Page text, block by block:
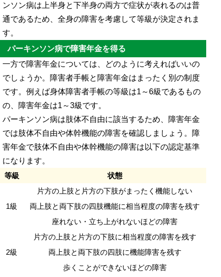
ンソン病は上半身と下半身の両方で症状が表れるのは普
通であるため、全身の障害を考慮して等級が決定されま
す。
パーキンソン病で障害年金を得る
一方で障害年金については、どのように考えればいいの
でしょうか。障害者手帳と障害年金はまったく別の制度
です。例えば身体障害者手帳の等級は1～6級であるもの
の、障害年金は1～3級です。
パーキンソン病は肢体不自由に該当するため、障害年金
では肢体不自由や体幹機能の障害を確認しましょう。障
害年金で肢体不自由や体幹機能の障害は以下の認定基準
になります。
等級
状態
1級
片方の上肢と片方の下肢がまったく機能しない
両上肢と両下肢の四肢機能に相当程度の障害を残す
座れない・立ち上がれないほどの障害
2級
片方の上肢と片方の下肢に相当程度の障害を残す
両上肢と両下肢の四肢に機能障害を残す
歩くことができないほどの障害